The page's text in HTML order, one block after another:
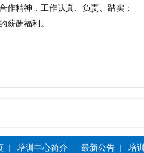
作精神，工作认真、负责、踏实；
薪酬福利。
培训中心简介| 最新公告| 培